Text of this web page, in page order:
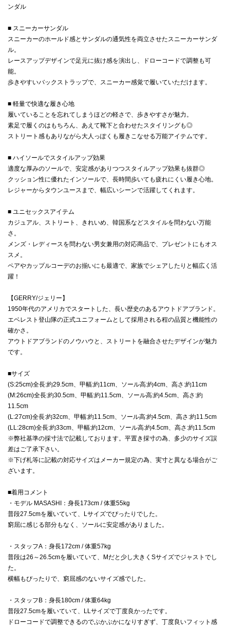
ンダル
■ スニーカーサンダル
スニーカーのホールド感とサンダルの通気性を両立させたスニーカーサンダ
ル。
レースアップデザインで足元に抜け感を演出し、ドローコードで調整も可
能。
歩きやすいバックストラップで、スニーカー感覚で履いていただけます。
■ 軽量で快適な履き心地
履いていることを忘れてしまうほどの軽さで、歩きやすさが魅力。
素足で履くのはもちろん、あえて靴下と合わせたスタイリングも◎
ストリート感もありながら大人っぽくも履きこなせる万能アイテムです。
■ ハイソールでスタイルアップ効果
適度な厚みのソールで、安定感がありつつスタイルアップ効果も抜群◎
クッション性に優れたインソールで、長時間歩いても疲れにくい履き心地。
レジャーからタウンユースまで、幅広いシーンで活躍してくれます。
■ ユニセックスアイテム
カジュアル、ストリート、きれいめ、韓国系などスタイルを問わない万能
さ。
メンズ・レディースを問わない男女兼用の対応商品で、プレゼントにもオス
スメ。
ペアやカップルコーデのお揃いにも最適で、家族でシェアしたりと幅広く活
躍！
【GERRY/ジェリー】
1950年代のアメリカでスタートした、長い歴史のあるアウトドアブランド。
エベレスト登山隊の正式ユニフォームとして採用される程の品質と機能性の
確かさ。
アウトドアブランドのノウハウと、ストリートを融合させたデザインが魅力
です。
■サイズ
(S:25cm)全長:約29.5cm、甲幅:約11cm、ソール高:約4cm、高さ:約11cm
(M:26cm)全長:約30.5cm、甲幅:約11.5cm、ソール高:約4.5cm、高さ:約
11.5cm
(L:27cm)全長:約32cm、甲幅:約11.5cm、ソール高:約4.5cm、高さ:約11.5cm
(LL:28cm)全長:約33cm、甲幅:約12cm、ソール高:約4.5cm、高さ:約11.5cm
※弊社基準の採寸法で記載しております。平置き採寸の為、多少のサイズ誤
差はご了承下さい。
※下げ札等に記載の対応サイズはメーカー規定の為、実寸と異なる場合がご
ざいます。
■着用コメント
・モデル MASASHI：身長173cm / 体重55kg
普段27.5cmを履いていて、Lサイズでぴったりでした。
窮屈に感じる部分もなく、ソールに安定感がありました。
・スタッフA：身長172cm / 体重57kg
普段は26～26.5cmを履いていて、Mだと少し大きくSサイズでジャストでし
た。
横幅もぴったりで、窮屈感のないサイズ感でした。
・スタッフB：身長180cm / 体重64kg
普段27.5cmを履いていて、LLサイズで丁度良かったです。
ドローコードで調整できるのでぶかぶかになりすぎず、丁度良いフィット感